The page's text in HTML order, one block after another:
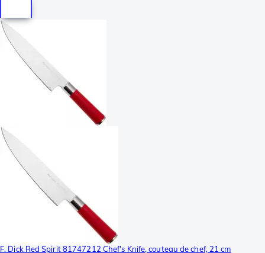
F. Dick Red Spirit 81747212 Chef's Knife, couteau de chef, 21 cm